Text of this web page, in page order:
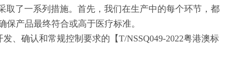
了一系列措施。首先，我们在生产中的每个环节，都
产品最终符合或高于医疗标准。
确认和常规控制要求的【T/NSSQ049-2022粤港澳标